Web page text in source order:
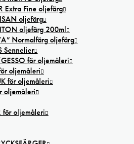
Extra Fine oljefärg
oljefärg
oljefärg 200ml
Normalfärg oljefärg
Sennelier
för oljemåleri
oljemåleri
för oljemåleri
oljemåleri
för oljemåleri